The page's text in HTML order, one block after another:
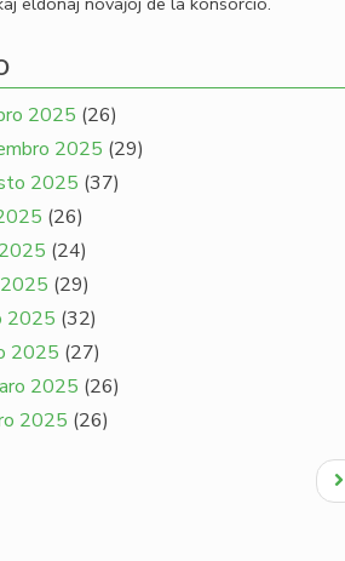
2025 (26)
2025 (29)
2025 (37)
(26)
(24)
(29)
2025 (32)
2025 (27)
2025 (26)
2025 (26)